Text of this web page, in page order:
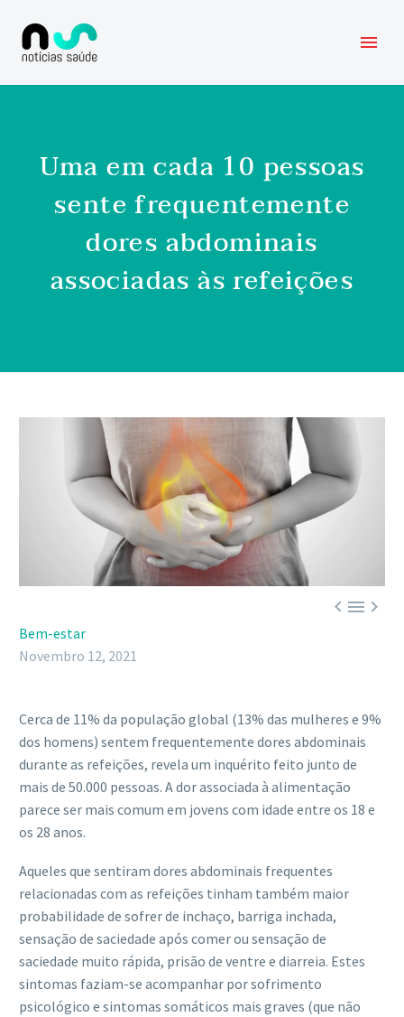
Uma em cada 10 pessoas
sente frequentemente
dores abdominais
associadas às refeições

Bem-estar
Novembro 12, 2021
Cerca de 11% da população global (13% das mulheres e 9%
dos homens) sentem frequentemente dores abdominais
durante as refeições, revela um inquérito feito junto de
mais de 50.000 pessoas. A dor associada à alimentação
parece ser mais comum em jovens com idade entre os 18 e
os 28 anos.
Aqueles que sentiram dores abdominais frequentes
relacionadas com as refeições tinham também maior
probabilidade de sofrer de inchaço, barriga inchada,
sensação de saciedade após comer ou sensação de
saciedade muito rápida, prisão de ventre e diarreia. Estes
sintomas faziam-se acompanhar por sofrimento
psicológico e sintomas somáticos mais graves (que não